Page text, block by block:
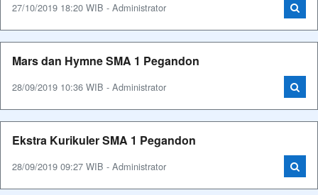
27/10/2019 18:20 WIB - Administrator
Mars dan Hymne SMA 1 Pegandon
28/09/2019 10:36 WIB - Administrator
Ekstra Kurikuler SMA 1 Pegandon
28/09/2019 09:27 WIB - Administrator